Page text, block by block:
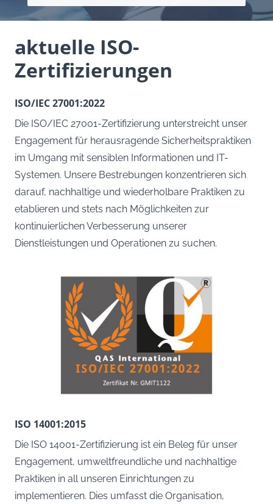
aktuelle ISO-
Zertifizierungen
ISO/IEC 27001:2022
Die ISO/IEC 27001-Zertifizierung unterstreicht unser
Engagement für herausragende Sicherheitspraktiken
im Umgang mit sensiblen Informationen und IT-
Systemen. Unsere Bestrebungen konzentrieren sich
darauf, nachhaltige und wiederholbare Praktiken zu
etablieren und stets nach Möglichkeiten zur
kontinuierlichen Verbesserung unserer
Dienstleistungen und Operationen zu suchen.
ISO 14001:2015
Die ISO 14001-Zertifizierung ist ein Beleg für unser
Engagement, umweltfreundliche und nachhaltige
Praktiken in all unseren Einrichtungen zu
implementieren. Dies umfasst die Organisation,